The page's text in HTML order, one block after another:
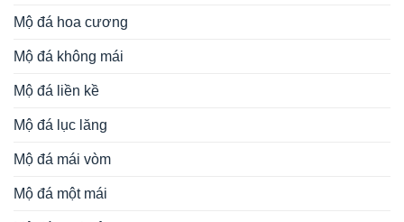
Mộ đá hoa cương
Mộ đá không mái
Mộ đá liền kề
Mộ đá lục lăng
Mộ đá mái vòm
Mộ đá một mái